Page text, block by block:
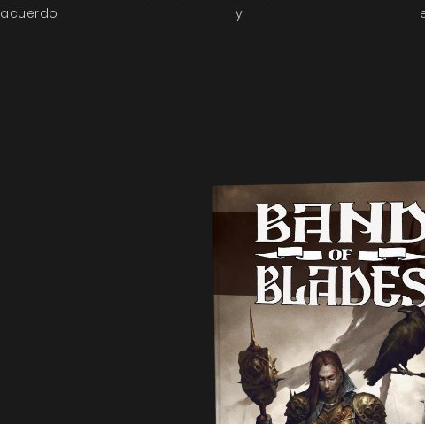
acuerdo y están